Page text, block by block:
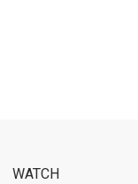
WATCH